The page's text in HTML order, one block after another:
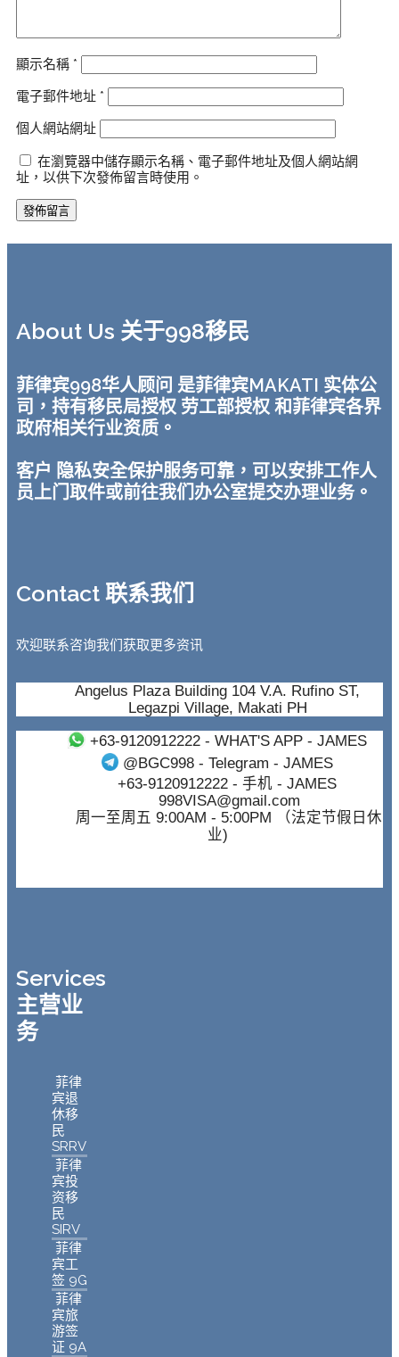
顯示名稱 *
電子郵件地址 *
個人網站網址
在瀏覽器中儲存顯示名稱、電子郵件地址及個人網站網
址，以供下次發佈留言時使用。
About Us 关于998移民
菲律宾998华人顾问 是菲律宾MAKATI 实体公
司，持有移民局授权 劳工部授权 和菲律宾各界
政府相关行业资质。
客户 隐私安全保护服务可靠，可以安排工作人
员上门取件或前往我们办公室提交办理业务。
Contact 联系我们
欢迎联系咨询我们获取更多资讯
Angelus Plaza Building 104 V.A. Rufino ST,
Legazpi Village, Makati PH
+63-9120912222- WHAT'S APP - JAMES
@BGC998 - Telegram - JAMES
+63-9120912222- 手机 - JAMES
998VISA@gmail.com
周一至周五 9:00AM - 5:00PM （法定节假日休
业)
Services
主营业
务
菲律
宾退
休移
民
SRRV
菲律
宾投
资移
民
SIRV
菲律
宾工
签 9G
菲律
宾旅
游签
证 9A